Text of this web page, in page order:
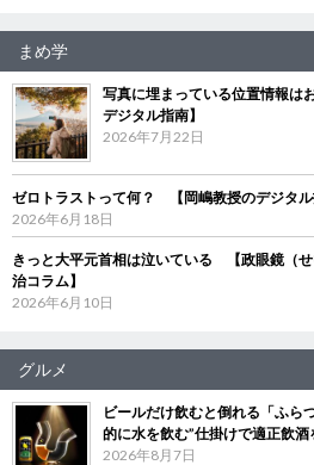
まめ学
写真に埋まっている位置情報
デジタル指南】
2026年7月22日
ゼロトラストって何？ 【岡嶋教授のデジタル
2026年6月18日
きっと大平元首相は泣いている 【政眼鏡（
治コラム】
2026年6月10日
グルメ
ビールだけ飲むと倒れる「ふ
的に水を飲む”仕掛けで適正飲酒
2026年8月7日